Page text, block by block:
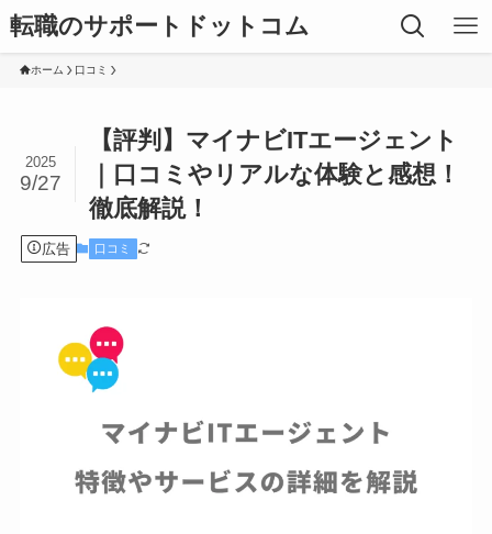
転職のサポートドットコム
ホーム 口コミ
【評判】マイナビITエージェント
｜口コミやリアルな体験と感想！
徹底解説！
2025
9/27
広告 口コミ